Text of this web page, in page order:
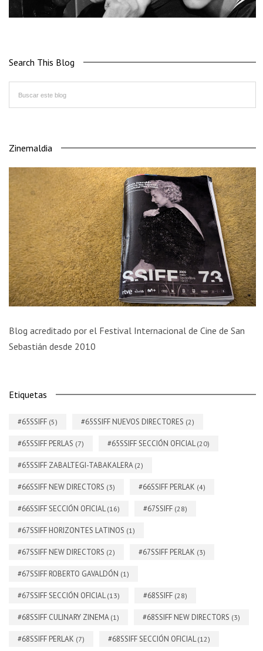
Search This Blog
Zinemaldia
Blog acreditado por el Festival Internacional de Cine de San
Sebastián desde 2010
Etiquetas
#65SSIFF (5) #65SSIFF NUEVOS DIRECTORES (2)
#65SSIFF PERLAS (7) #65SSIFF SECCIÓN OFICIAL(20)
#65SSIFF ZABALTEGI-TABAKALERA (2)
#66SSIFF NEW DIRECTORS (3) #66SSIFF PERLAK (4)
#66SSIFF SECCIÓN OFICIAL(16) #67SSIFF (28)
#67SSIFF HORIZONTES LATINOS (1)
#67SSIFF NEW DIRECTORS (2) #67SSIFF PERLAK (3)
#67SSIFF ROBERTO GAVALDÓN (1)
#67SSIFF SECCIÓN OFICIAL(13) #68SSIFF (28)
#68SSIFF CULINARY ZINEMA (1) #68SSIFF NEW DIRECTORS (3)
#68SSIFF PERLAK (7) #68SSIFF SECCIÓN OFICIAL(12)